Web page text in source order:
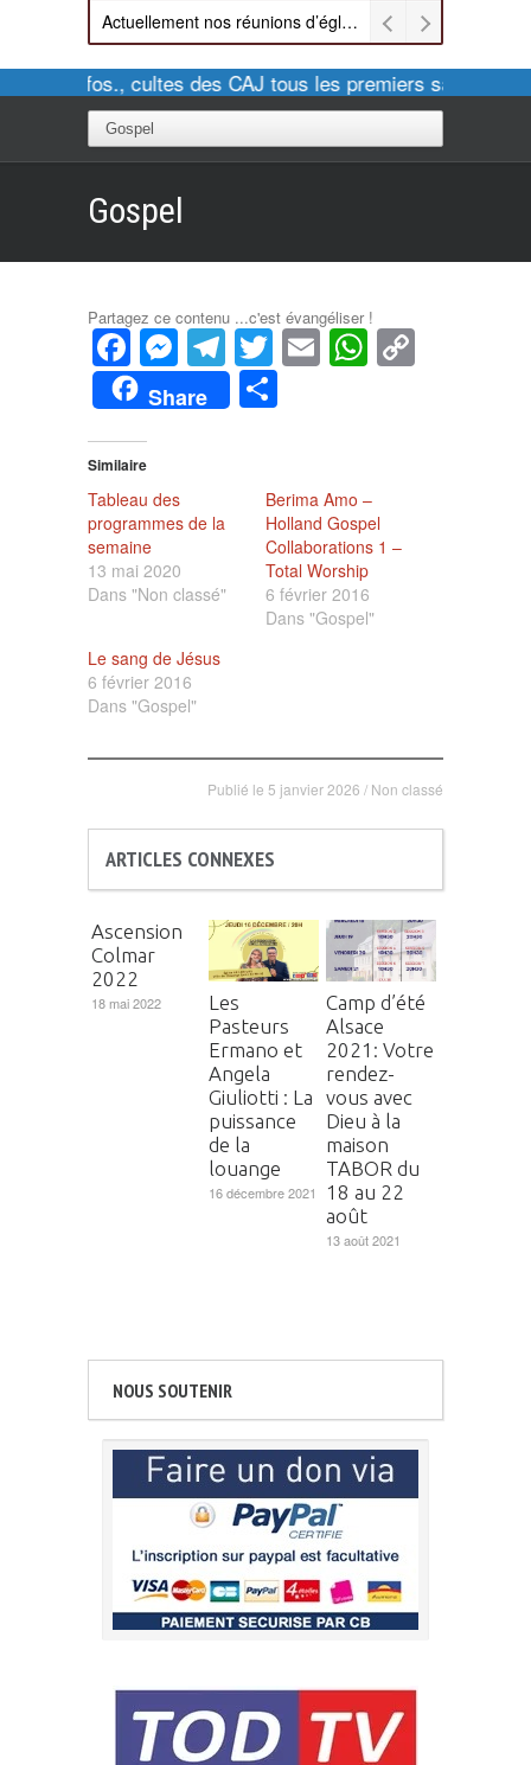
Actuellement nos réunions d’église sont retransmises sur ZOOM les dimanches à 11h et vendredis à 20h00
Pour infos., cultes des CAJ tous les premiers samedis
Gospel
Partagez ce contenu ...c'est évangéliser !
Facebook
Messenger
Telegram
Twitter
Email
Share
Similaire
Tableau des
programmes de la
semaine
13 mai 2020
Dans "Non classé"
Berima Amo –
Holland Gospel
Collaborations 1 –
Total Worship
6 février 2016
Dans "Gospel"
Le sang de Jésus
6 février 2016
Dans "Gospel"
Publié le 5 janvier 2026 / Non classé
ARTICLES CONNEXES
Ascension
Colmar
2022
18 mai 2022
Les
Pasteurs
Ermano et
Angela
Giuliotti : La
puissance
de la
louange
16 décembre 2021
Camp d’été
Alsace
2021: Votre
rendez-
vous avec
Dieu à la
maison
TABOR du
18 au 22
août
13 août 2021
NOUS SOUTENIR